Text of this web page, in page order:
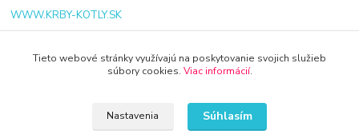
WWW.KRBY-KOTLY.SK
Tieto webové stránky využívajú na poskytovanie svojich služieb
súbory cookies. Viac informácií.
Nastavenia Súhlasím